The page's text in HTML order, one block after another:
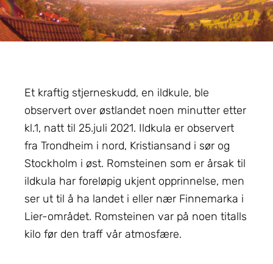
Et kraftig stjerneskudd, en ildkule, ble
observert over østlandet noen minutter etter
kl.1, natt til 25.juli 2021. Ildkula er observert
fra Trondheim i nord, Kristiansand i sør og
Stockholm i øst. Romsteinen som er årsak til
ildkula har foreløpig ukjent opprinnelse, men
ser ut til å ha landet i eller nær Finnemarka i
Lier-området. Romsteinen var på noen titalls
kilo før den traff vår atmosfære.